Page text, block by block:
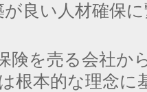
良い人材確保
保険を売る会社か
根本的な理念に